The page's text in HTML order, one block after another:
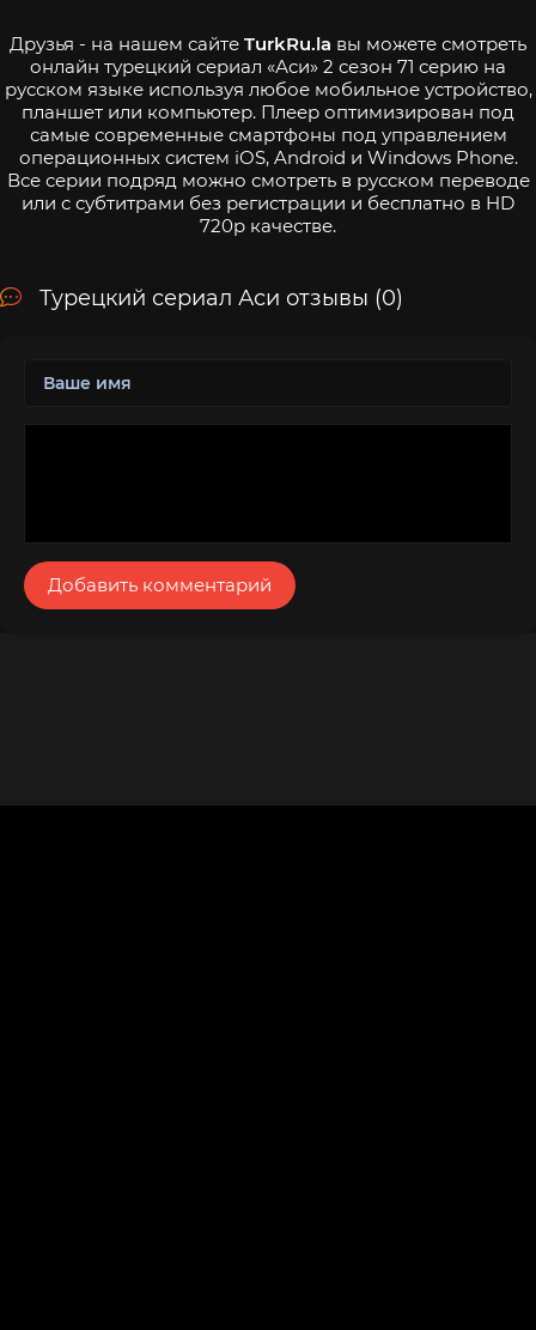
Друзья - на нашем сайте TurkRu.la вы можете смотреть
онлайн турецкий сериал «Аси» 2 сезон 71 серию на
русском языке используя любое мобильное устройство,
планшет или компьютер. Плеер оптимизирован под
самые современные смартфоны под управлением
операционных систем iOS, Android и Windows Phone.
Все серии подряд можно смотреть в русском переводе
или с субтитрами без регистрации и бесплатно в HD
720p качестве.
Турецкий сериал Аси отзывы (0)
Добавить комментарий